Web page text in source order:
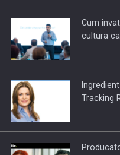
de segmentele digitaleCum
cultura
Tracking